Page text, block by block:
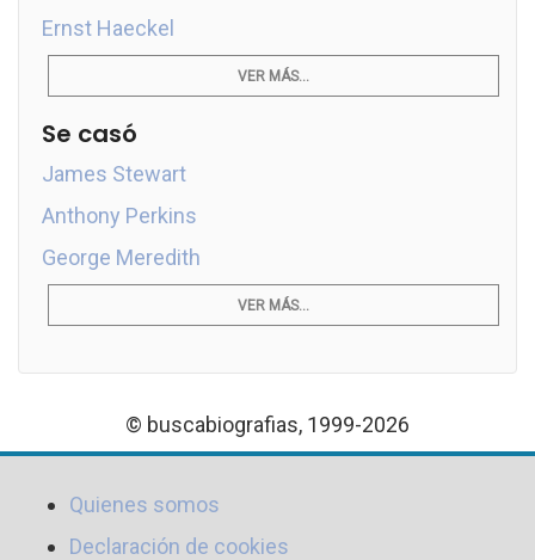
Ernst Haeckel
VER MÁS...
Se casó
James Stewart
Anthony Perkins
George Meredith
VER MÁS...
© buscabiografias, 1999-2026
Quienes somos
Declaración de cookies